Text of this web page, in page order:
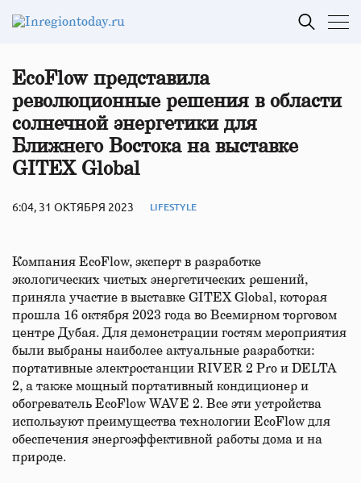
EcoFlow представила
революционные решения в области
солнечной энергетики для
Ближнего Востока на выставке
GITEX Global
6:04, 31 ОКТЯБРЯ 2023 LIFESTYLE
Компания EcoFlow, эксперт в разработке
экологических чистых энергетических решений,
приняла участие в выставке GITEX Global, которая
прошла 16 октября 2023 года во Всемирном торговом
центре Дубая. Для демонстрации гостям мероприятия
были выбраны наиболее актуальные разработки:
портативные электростанции RIVER 2 Pro и DELTA
2, а также мощный портативный кондиционер и
обогреватель EcoFlow WAVE 2. Все эти устройства
используют преимущества технологии EcoFlow для
обеспечения энергоэффективной работы дома и на
природе.